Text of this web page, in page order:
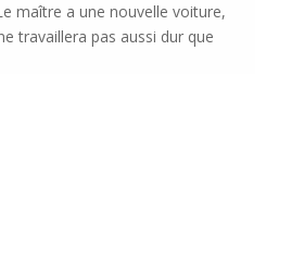
maître a une nouvelle voiture,
travaillera pas aussi dur que